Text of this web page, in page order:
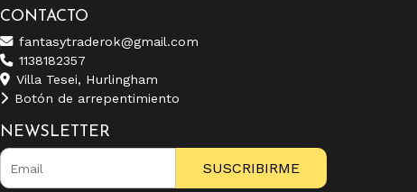
CONTACTO
fantasytraderok@gmail.com
1138182357
Villa Tesei, Hurlingham
Botón de arrepentimiento
NEWSLETTER
SUSCRIBIRME